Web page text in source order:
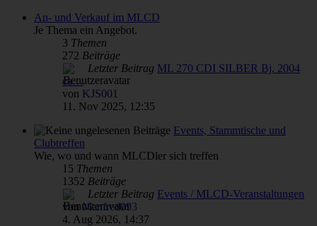
An- und Verkauf im MLCD
Je Thema ein Angebot.
3 Themen
272 Beiträge
Letzter Beitrag ML 270 CDI SILBER Bj. 2004
ca…
von KJS001
11. Nov 2025, 12:35
Events, Stammtische und
Clubtreffen
Wie, wo und wann MLCDler sich treffen
15 Themen
1352 Beiträge
Letzter Beitrag Events / MLCD-Veranstaltungen
vonManfred093
4. Aug 2026, 14:37